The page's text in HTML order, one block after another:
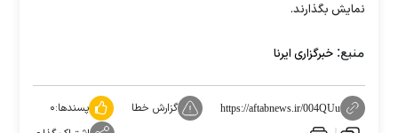
نمایش بگذارند.
منبع: خبرگزاری ایرنا
https://aftabnews.ir/004QUu گزارش خطا پسندها:۰